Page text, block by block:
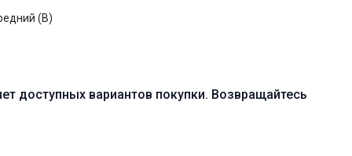
(B)
доступных вариантов покупки. Возвращайтесь